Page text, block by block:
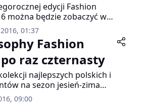
edycji Fashion
można będzie zobaczyć w
01:37
Fashion
raz czternasty
najlepszych polskich i
na sezon jesień-zima
obejrzeć podczas 14.
Fashion Week Poland.
09:00